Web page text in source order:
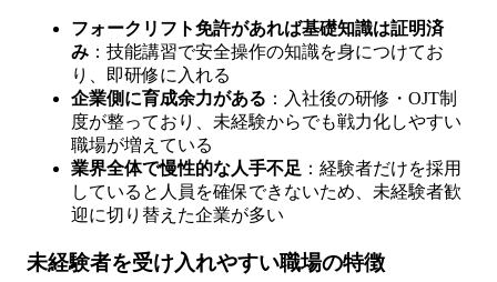
フォークリフト免許があれば基礎知識は証明済
み ：技能講習で安全操作の知識を身につけてお
り、即研修に入れる
企業側に育成余力がある ：入社後の研修・OJT制
度が整っており、未経験からでも戦力化しやすい
職場が増えている
業界全体で慢性的な人手不足 ：経験者だけを採用
していると人員を確保できないため、未経験者歓
迎に切り替えた企業が多い
未経験者を受け入れやすい職場の特徴